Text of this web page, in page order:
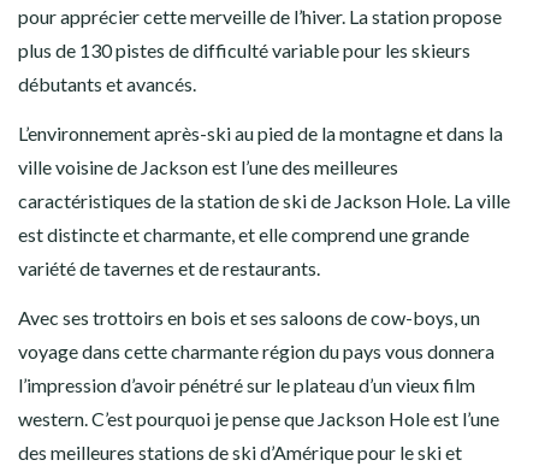
pour apprécier cette merveille de l’hiver. La station propose
plus de 130 pistes de difficulté variable pour les skieurs
débutants et avancés.
L’environnement après-ski au pied de la montagne et dans la
ville voisine de Jackson est l’une des meilleures
caractéristiques de la station de ski de Jackson Hole. La ville
est distincte et charmante, et elle comprend une grande
variété de tavernes et de restaurants.
Avec ses trottoirs en bois et ses saloons de cow-boys, un
voyage dans cette charmante région du pays vous donnera
l’impression d’avoir pénétré sur le plateau d’un vieux film
western. C’est pourquoi je pense que Jackson Hole est l’une
des meilleures stations de ski d’Amérique pour le ski et